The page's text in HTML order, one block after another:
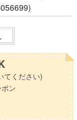
てください)
ン